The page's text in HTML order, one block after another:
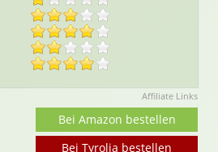
Affiliate Links
Bei Amazon bestellen
Bei Tyrolia bestellen